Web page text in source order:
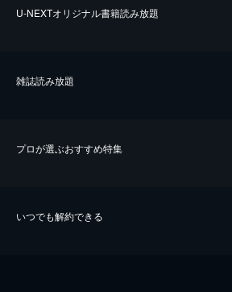
U-NEXTオリジナル書籍読み放題
雑誌読み放題
プロが選ぶおすすめ特集
いつでも解約できる